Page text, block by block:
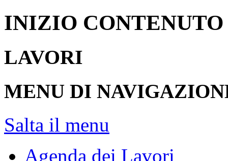
INIZIO CONTENUTO
LAVORI
MENU DI
Salta il menu
Agenda dei Lavori